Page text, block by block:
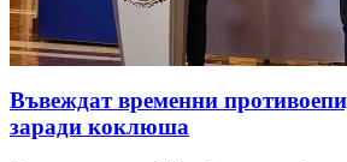
Въвеждат временни
заради коклюша